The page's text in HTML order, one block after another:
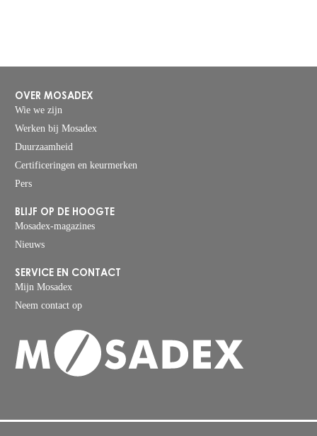
OVER MOSADEX
Wie we zijn
Werken bij Mosadex
Duurzaamheid
Certificeringen en keurmerken
Pers
BLIJF OP DE HOOGTE
Mosadex-magazines
Nieuws
SERVICE EN CONTACT
Mijn Mosadex
Neem contact op